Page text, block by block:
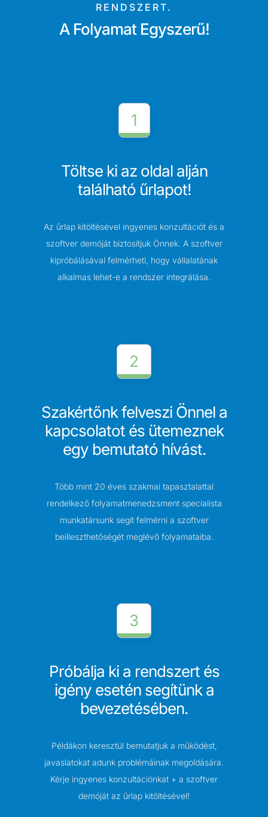
RENDSZERT.
A Folyamat Egyszerű!
1
Töltse ki az oldal alján
található űrlapot!
Az űrlap kitöltésével ingyenes konzultációt és a
szoftver demóját biztosítjuk Önnek. A szoftver
kipróbálásával felmérheti, hogy vállalatának
alkalmas lehet-e a rendszer integrálása.
2
Szakértőnk felveszi Önnel a
kapcsolatot és ütemeznek
egy bemutató hívást.
Több mint 20 éves szakmai tapasztalattal
rendelkező folyamatmenedzsment specialista
munkatársunk segít felmérni a szoftver
beilleszthetőségét meglévő folyamataiba.
3
Próbálja ki a rendszert és
igény esetén segítünk a
bevezetésében.
Példákon keresztül bemutatjuk a működést,
javaslatokat adunk problémáinak megoldására.
Kérje ingyenes konzultációnkat + a szoftver
demóját az űrlap kitöltésével!